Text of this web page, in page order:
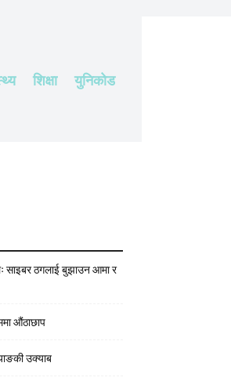
शिक्षा युनिकोड
साइबर ठगलाई बुझाउन आमा र
औंठाछाप
उक्याब